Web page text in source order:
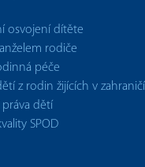
osvojení dítěte
rodiče
péče
z rodin žijících v zahraničí
práva dětí
SPOD